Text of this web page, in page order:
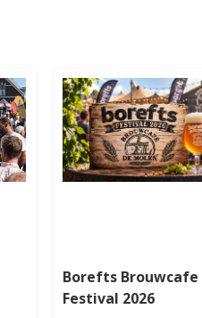
Borefts Brouwcafe
Festival 2026